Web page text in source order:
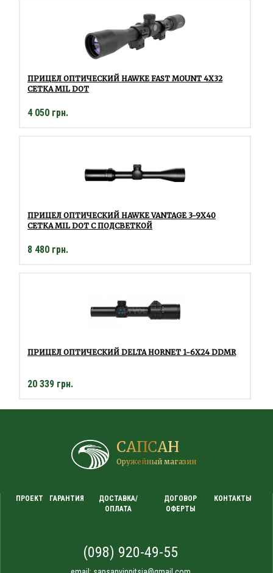
ПРИЦЕЛ ОПТИЧЕСКИЙ HAWKE FAST MOUNT 4X32
СЕТКА MIL DOT
4 050 грн.
ПРИЦЕЛ ОПТИЧЕСКИЙ HAWKE VANTAGE 3-9Х40
СЕТКА MIL DOT С ПОДСВЕТКОЙ
8 480 грн.
ПРИЦЕЛ ОПТИЧЕСКИЙ DELTA HORNET 1-6X24 DDMR
20 339 грн.
САПСАН
Оружейный магазин
ПРОЕКТ ГАРАНТИЯ
ДОСТАВКА/
ОПЛАТА
ДОГОВОР
ОФЕРТЫ
КОНТАКТЫ
(098) 920-49-55